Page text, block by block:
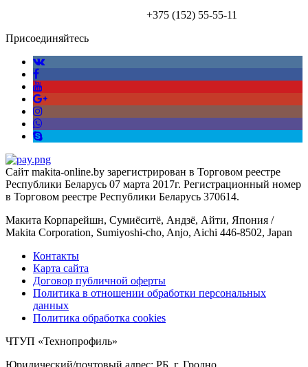
+375 (152) 55-55-11
Присоединяйтесь
Сайт makita-online.by зарегистрирован в Торговом реестре
Республики Беларусь 07 марта 2017г. Регистрационный номер
в Торговом реестре Республики Беларусь 370614.
Макита Корпарейшн, Сумиёситё, Андзё, Айти, Япония /
Makita Corporation, Sumiyoshi-cho, Anjo, Aichi 446-8502, Japan
Контакты
Карта сайта
Договор публичной оферты
Политика в отношении обработки персональных
данных
Политика обработка cookies
ЧТУП «Технопрофиль»
Юридический/почтовый адрес: РБ, г. Гродно,